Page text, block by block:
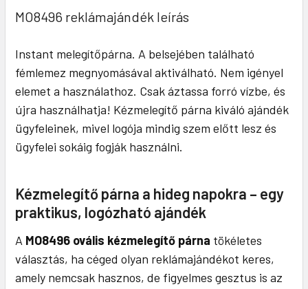
MO8496 reklámajándék leírás
Instant melegítőpárna. A belsejében található
fémlemez megnyomásával aktiválható. Nem igényel
elemet a használathoz. Csak áztassa forró vízbe, és
újra használhatja! Kézmelegítő párna kiváló ajándék
ügyfeleinek, mivel logója mindig szem előtt lesz és
ügyfelei sokáig fogják használni.
Kézmelegítő párna a hideg napokra – egy
praktikus, logózható ajándék
A MO8496 ovális kézmelegítő párna tökéletes
választás, ha céged olyan reklámajándékot keres,
amely nemcsak hasznos, de figyelmes gesztus is az